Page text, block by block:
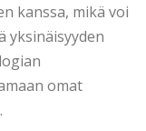
kanssa, mikä voi
yksinäisyyden
omat